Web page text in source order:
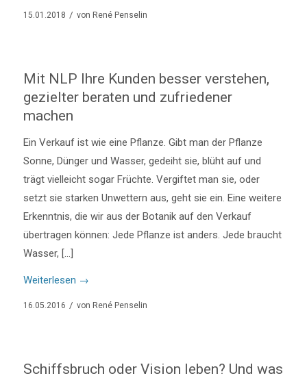
15.01.2018 / von René Penselin
Mit NLP Ihre Kunden besser verstehen,
gezielter beraten und zufriedener
machen
Ein Verkauf ist wie eine Pflanze. Gibt man der Pflanze
Sonne, Dünger und Wasser, gedeiht sie, blüht auf und
trägt vielleicht sogar Früchte. Vergiftet man sie, oder
setzt sie starken Unwettern aus, geht sie ein. Eine weitere
Erkenntnis, die wir aus der Botanik auf den Verkauf
übertragen können: Jede Pflanze ist anders. Jede braucht
Wasser, […]
Weiterlesen →
16.05.2016 / von René Penselin
Schiffsbruch oder Vision leben? Und was